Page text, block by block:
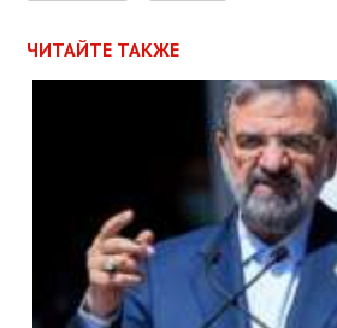
ЧИТАЙТЕ ТАКЖЕ